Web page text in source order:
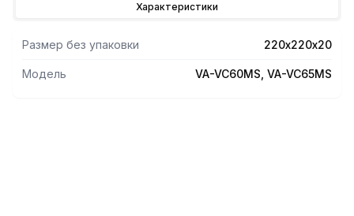
Характеристики
Размер без упаковки 220х220х20
Модель VA-VC60MS, VA-VC65MS